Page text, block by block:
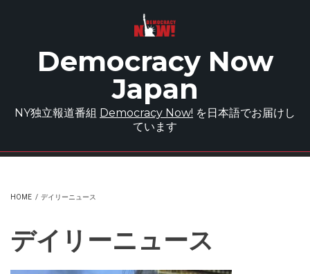
Democracy Now
Japan
NY独立報道番組 Democracy Now! を日本語でお届けし
ています
HOME / デイリーニュース
デイリーニュース